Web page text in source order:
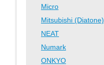
Micro
Mitsubishi (Diatone)
NEAT
Numark
ONKYO